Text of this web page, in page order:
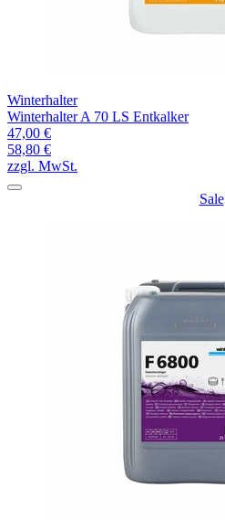
Winterhalter
Winterhalter A 70 LS Entkalker
47,00 €
58,80 €
zzgl. MwSt.
Sale